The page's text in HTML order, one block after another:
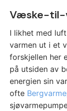
Væske-til-
I likhet med
varmen ut i et
forskjellen her
på utsiden av
energien sin
ofte